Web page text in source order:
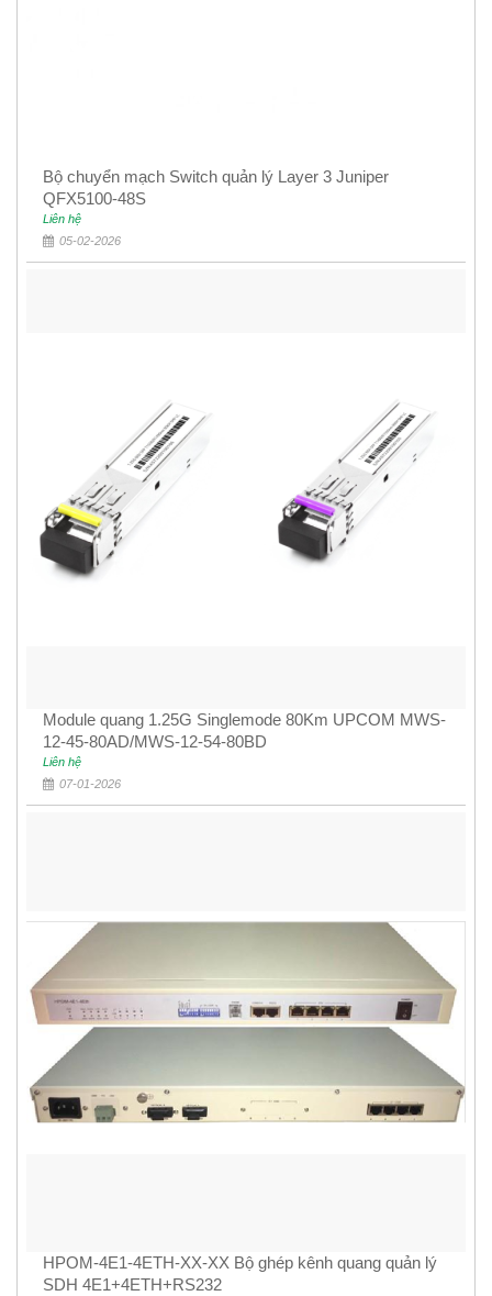
Bộ chuyển mạch Switch quản lý Layer 3 Juniper
QFX5100-48S
Liên hệ
05-02-2026
Module quang 1.25G Singlemode 80Km UPCOM MWS-
12-45-80AD/MWS-12-54-80BD
Liên hệ
07-01-2026
HPOM-4E1-4ETH-XX-XX Bộ ghép kênh quang quản lý
SDH 4E1+4ETH+RS232